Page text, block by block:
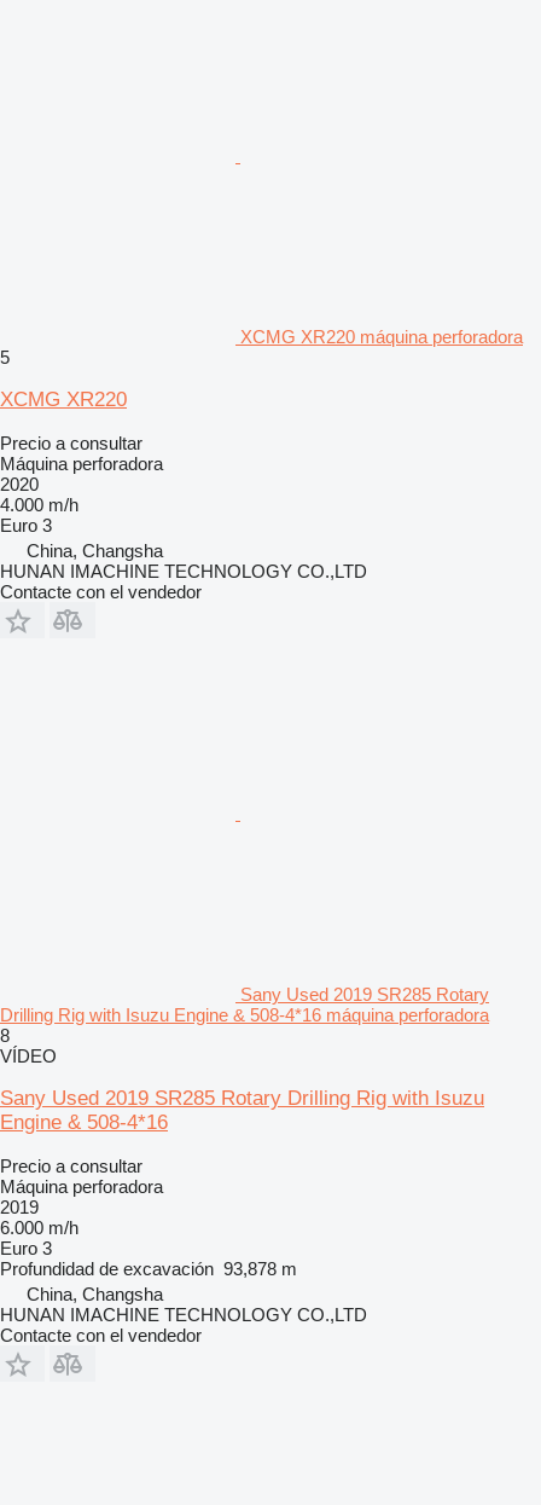
XCMG XR220 máquina perforadora
5
XCMG XR220
Precio a consultar
Máquina perforadora
2020
4.000 m/h
Euro 3
China, Changsha
HUNAN IMACHINE TECHNOLOGY CO.,LTD
Contacte con el vendedor
Sany Used 2019 SR285 Rotary
Drilling Rig with Isuzu Engine & 508-4*16 máquina perforadora
8
VÍDEO
Sany Used 2019 SR285 Rotary Drilling Rig with Isuzu
Engine & 508-4*16
Precio a consultar
Máquina perforadora
2019
6.000 m/h
Euro 3
Profundidad de excavación 93,878 m
China, Changsha
HUNAN IMACHINE TECHNOLOGY CO.,LTD
Contacte con el vendedor